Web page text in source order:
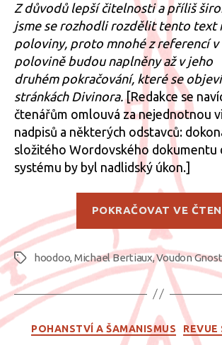
Z důvodů lepší čitelnosti a příliš
jsme se rozhodli rozdělit tento text
poloviny, proto mnohé z referencí
polovině budou naplněny až v jeho
druhém pokračování, které se
stránkách Divinora.[Redakce se
čtenářům omlouvá za nejednotnou
nadpisů a některých odstavců:
složitého Wordovského dokumentu
systému by byl nadlidský úkon.]
POKRAČOVAT VE
Štítkyhoodoo, Michael Bertiaux,Voudon
Rubriky
POHANSTVÍ A ŠAMANISMUS REVUE